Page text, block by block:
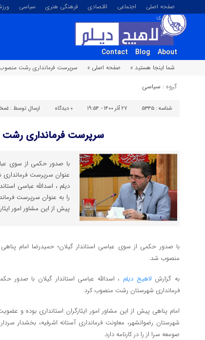
صفحه اصلی اجتماعی اقتصادی فرهنگی هنری سیاسی
تصویری
About
Blog
Contact
شما اینجا هستید »
صفحه اصلی » سرپرست فرمانداری رشت
گروه : سیاسی
شناسه : ۵۳۳۵ ۲۷ آذر ۱۴۰۰ - ۱۹:۵۴ ۰ دیدگاه ارسال توسط :
سرپرست فرمانداری
با صدور حکمی از سوی
عنوان سرپرست
دیلم ، اسدالله عباسی
را به عنوان سرپرست
پیش از این مشاور امور
با صدور حکمی از سوی عباسی استاندار گیلان؛ حمیدرضا امام
منصوب شد.
به گزارش لاهیج دیلم ، اسدالله عباسی استاندار گیلان با صدور
فرمانداری شهرستان رشت منصوب کرد.
امام پناهی پیش از این مشاور امور ایثارگران استانداری بوده و
شهرستان رضوانشهر، معاونت فرمانداری آستانه اشرفیه، بخشدار
صومعه سرا از را در کارنامه دارد.